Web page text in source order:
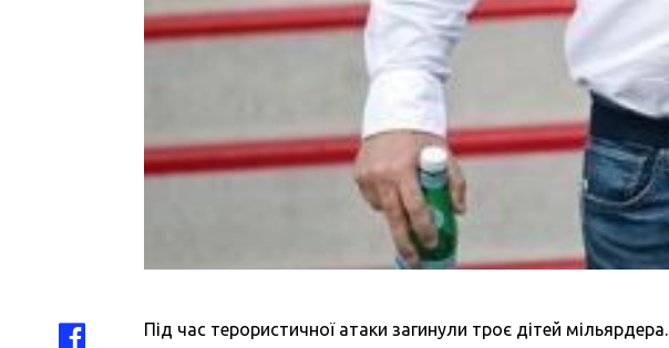
Під час терористичної атаки загинули троє дітей мільярдера.